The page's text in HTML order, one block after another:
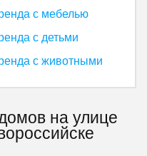
с мебелью
с детьми
с животными
на улице